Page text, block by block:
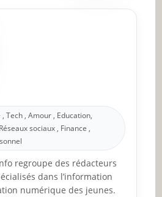
Tech , Amour , Education,
sociaux , Finance ,
regroupe des rédacteurs
dans l’information
numérique des jeunes.